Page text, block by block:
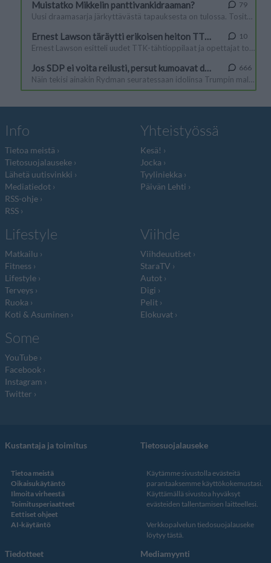
Info
Tietoa meistä
Tietosuojalauseke
Lähetä uutisvinkki
Mediatiedot
RSS-ohje
RSS
Yhteistyössä
Kesä!
Jocka
Tyyliniekka
Päivän Lehti
Lifestyle
Matkailu
Fitness
Lifestyle
Terveys
Ruoka
Koti & Asuminen
Viihde
Viihdeuutiset
StaraTV
Autot
Digi
Pelit
Elokuvat
Some
YouTube
Facebook
Instagram
Twitter
Kustantaja ja toimitus
Tietoa meistä
Oikaisukäytäntö
Ilmoita virheestä
Toimitusperiaatteet
Eettiset ohjeet
AI-käytäntö
Tietosuojalauseke
Käytämme sivustolla evästeitä
parantaaksemme käyttökokemustasi.
Käyttämällä sivustoa hyväksyt
evästeiden tallentamisen laitteellesi.
Verkkopalvelun tiedosuojalauseke
löytyy tästä.
Tiedotteet Mediamyynti